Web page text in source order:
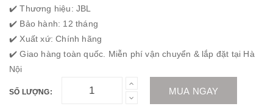
✔️ Thương hiệu: JBL
✔️ Bảo hành: 12 tháng
✔️ Xuất xứ: Chính hãng
✔️ Giao hàng toàn quốc. Miễn phí vận chuyển & lắp đặt tại Hà
Nội
SỐ LƯỢNG: MUA NGAY